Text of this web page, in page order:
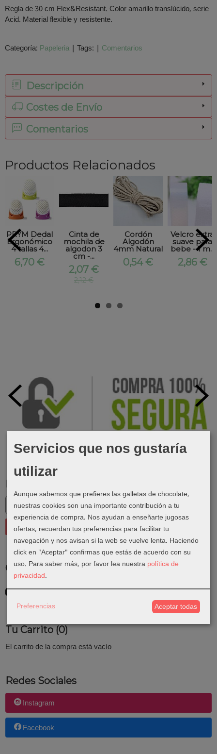
Costes de Envío
GRATIS *
Tu Carrito (0)
El carrito de la compra está vacío
Redes Sociales
Instagram
Facebook
Regla de 30 cm Flex&Resistant. Color amarillo translúcido, serie
Acid. Material flexible y resistente.
Categoría: Papeleria | Tags: | Comentarios
Descripción
Costes de Envío
Comentarios
Productos Relacionados
PRYM Dedal
Ergonómico
4 tallas 4...
6,70 €
Cinta de
mochila de
algodon 3
cm -...
2,07 €
2,12 €
Cordón
Algodón
4mm Natural
0,54 €
Velcro extra
suave para
bebe - 1 m...
2,86 €
Servicios que nos gustaría
utilizar
Aunque sabemos que prefieres las galletas de chocolate,
nuestras cookies son una importante contribución a tu
experiencia de compra. Nos ayudan a enseñarte jugosas
ofertas, recuerdan tus preferencias para facilitar tu
navegación y nos avisan si la web se vuelve lenta. Haciendo
click en "Aceptar" confirmas que estás de acuerdo con su
uso. Para saber más, por favor lea nuestra política de
privacidad.
Preferencias Aceptar todas